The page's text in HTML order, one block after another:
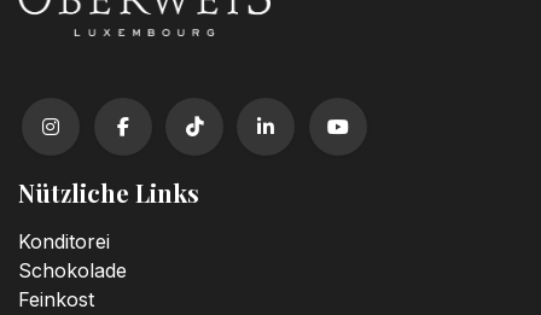
Nützliche Links
Konditorei
Schokolade
Feinkost